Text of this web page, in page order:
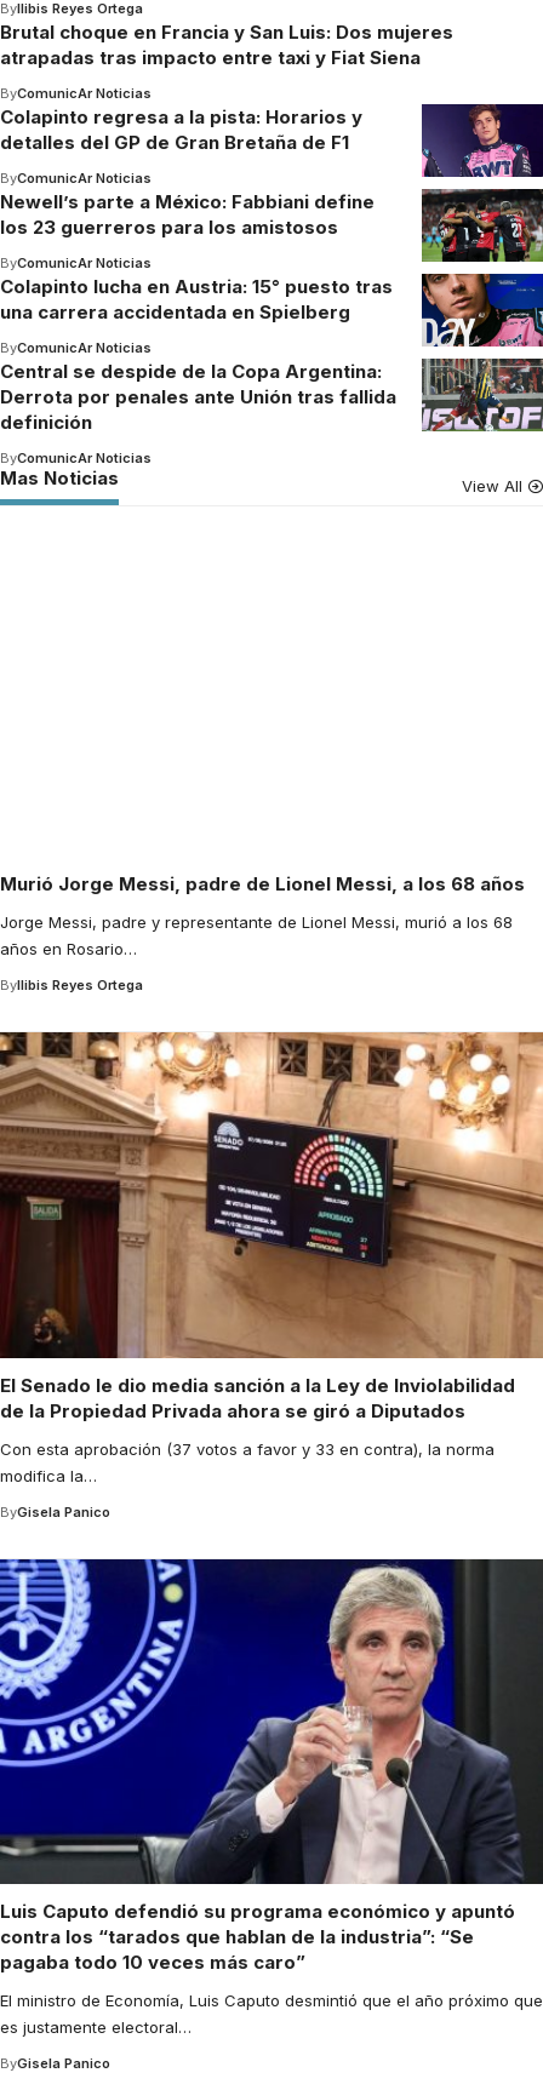
ByIlibis Reyes Ortega
Brutal choque en Francia y San Luis: Dos mujeres
atrapadas tras impacto entre taxi y Fiat Siena
ByComunicAr Noticias
Colapinto regresa a la pista: Horarios y
detalles del GP de Gran Bretaña de F1
ByComunicAr Noticias
Newell’s parte a México: Fabbiani define
los 23 guerreros para los amistosos
ByComunicAr Noticias
Colapinto lucha en Austria: 15° puesto tras
una carrera accidentada en Spielberg
ByComunicAr Noticias
Central se despide de la Copa Argentina:
Derrota por penales ante Unión tras fallida
definición
ByComunicAr Noticias
Mas Noticias View All
Murió Jorge Messi, padre de Lionel Messi, a los 68 años
Jorge Messi, padre y representante de Lionel Messi, murió a los 68
años en Rosario…
ByIlibis Reyes Ortega
El Senado le dio media sanción a la Ley de Inviolabilidad
de la Propiedad Privada ahora se giró a Diputados
Con esta aprobación (37 votos a favor y 33 en contra), la norma
modifica la…
ByGisela Panico
Luis Caputo defendió su programa económico y apuntó
contra los “tarados que hablan de la industria”: “Se
pagaba todo 10 veces más caro”
El ministro de Economía, Luis Caputo desmintió que el año próximo que
es justamente electoral…
ByGisela Panico